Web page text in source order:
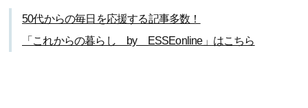
50代からの毎日を応援する記事多数！
「これからの暮らし by ESSEonline」はこちら